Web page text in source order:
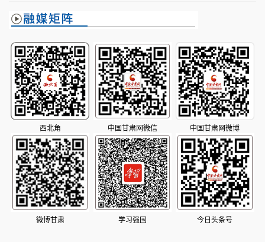
西北角 中国甘肃网微信 中国甘肃网微博
微博甘肃 学习强国 今日头条号